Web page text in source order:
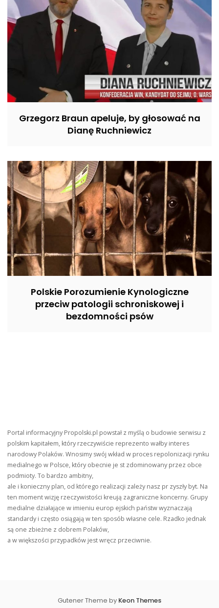
Grzegorz Braun apeluje, by głosować na
Dianę Ruchniewicz
Polskie Porozumienie Kynologiczne
przeciw patologii schroniskowej i
bezdomności psów
Portal informacyjny Propolski.pl powstał z myślą o budowie serwisu z
polskim kapitałem, który rzeczywiście reprezento wałby interes
narodowy Polaków. Wnosimy swój wkład w proces repolonizacji rynku
medialnego w Polsce, który obecnie je st zdominowany przez obce
podmioty. To bardzo ambitny,
ale i konieczny plan, od którego realizacji zależy nasz pr zyszły byt. Na
ten moment wizję rzeczywistości kreują zagraniczne koncerny. Grupy
medialne działające w imieniu europ ejskich państw wyznaczają
standardy i często osiągają w ten sposób własne cele. Rzadko jednak
są one zbieżne z dobrem Polaków,
a w większości przypadków jest wręcz przeciwnie.
Gutener Theme by Keon Themes